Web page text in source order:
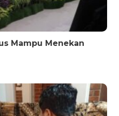
Mampu Menekan